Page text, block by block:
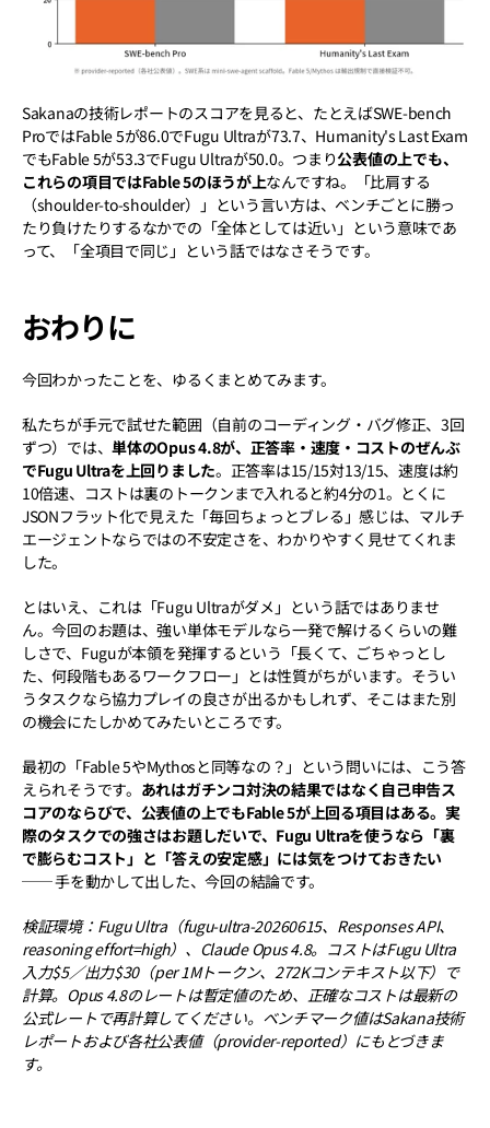
Sakanaの技術レポートのスコアを見ると、たとえばSWE-bench
ProではFable 5が86.0でFugu Ultraが73.7、Humanity's Last Exam
でもFable 5が53.3でFugu Ultraが50.0。つまり公表値の上でも、
これらの項目ではFable 5のほうが上なんですね。「比肩する
（shoulder-to-shoulder）」という言い方は、ベンチごとに勝っ
たり負けたりするなかでの「全体としては近い」という意味であ
って、「全項目で同じ」という話ではなさそうです。
おわりに
今回わかったことを、ゆるくまとめてみます。
私たちが手元で試せた範囲（自前のコーディング・バグ修正、3回
ずつ）では、単体のOpus 4.8が、正答率・速度・コストのぜんぶ
でFugu Ultraを上回りました。正答率は15/15対13/15、速度は約
10倍速、コストは裏のトークンまで入れると約4分の1。とくに
JSONフラット化で見えた「毎回ちょっとブレる」感じは、マルチ
エージェントならではの不安定さを、わかりやすく見せてくれま
した。
とはいえ、これは「Fugu Ultraがダメ」という話ではありませ
ん。今回のお題は、強い単体モデルなら一発で解けるくらいの難
しさで、Fuguが本領を発揮するという「長くて、ごちゃっとし
た、何段階もあるワークフロー」とは性質がちがいます。そうい
うタスクなら協力プレイの良さが出るかもしれず、そこはまた別
の機会にたしかめてみたいところです。
最初の「Fable 5やMythosと同等なの？」という問いには、こう答
えられそうです。 あれはガチンコ対決の結果ではなく自己申告ス
コアのならびで、公表値の上でもFable 5が上回る項目はある。実
際のタスクでの強さはお題しだいで、Fugu Ultraを使うなら「裏
で膨らむコスト」と「答えの安定感」には気をつけておきたい
── 手を動かして出した、今回の結論です。
検証環境：Fugu Ultra（fugu-ultra-20260615、Responses API、
reasoning effort=high）、Claude Opus 4.8。コストはFugu Ultra
入力$5／出力$30（per 1Mトークン、272Kコンテキスト以下）で
計算。Opus 4.8のレートは暫定値のため、正確なコストは最新の
公式レートで再計算してください。ベンチマーク値はSakana技術
レポートおよび各社公表値（provider-reported）にもとづきま
す。